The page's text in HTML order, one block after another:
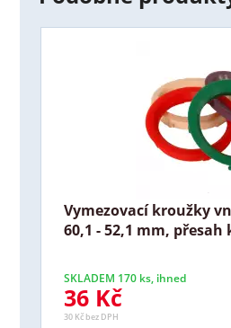
Vymezovací kroužky
60,1 - 52,1 mm, přesah
SKLADEM 170 ks, ihned
36 Kč
30 Kč bez DPH